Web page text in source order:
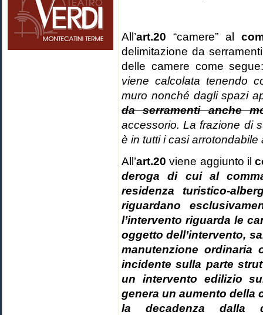
All’art.20“camere” al
delimitazione da
delle camere come
viene calcolata tenendo
muro nonché dagli spazi
da serramenti anche
accessorio. La frazione di
è in tutti i casi arrotondabile
All’art.20viene aggiunto il
deroga di cui al
residenza turistico-
riguardano
l’intervento riguarda le
oggetto dell’intervento,
manutenzione ordinaria
incidente sulla parte
un intervento edilizio
genera un aumento della
la decadenza dalla